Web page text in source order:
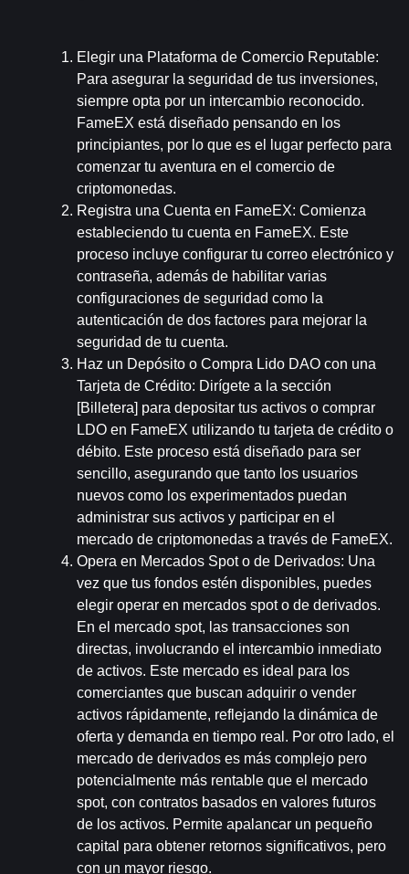
Elegir una Plataforma de Comercio Reputable:
Para asegurar la seguridad de tus inversiones,
siempre opta por un intercambio reconocido.
FameEX está diseñado pensando en los
principiantes, por lo que es el lugar perfecto para
comenzar tu aventura en el comercio de
criptomonedas.
Registra una Cuenta en FameEX: Comienza
estableciendo tu cuenta en FameEX. Este
proceso incluye configurar tu correo electrónico y
contraseña, además de habilitar varias
configuraciones de seguridad como la
autenticación de dos factores para mejorar la
seguridad de tu cuenta.
Haz un Depósito o Compra Lido DAO con una
Tarjeta de Crédito: Dirígete a la sección
[Billetera] para depositar tus activos o comprar
LDO en FameEX utilizando tu tarjeta de crédito o
débito. Este proceso está diseñado para ser
sencillo, asegurando que tanto los usuarios
nuevos como los experimentados puedan
administrar sus activos y participar en el
mercado de criptomonedas a través de FameEX.
Opera en Mercados Spot o de Derivados: Una
vez que tus fondos estén disponibles, puedes
elegir operar en mercados spot o de derivados.
En el mercado spot, las transacciones son
directas, involucrando el intercambio inmediato
de activos. Este mercado es ideal para los
comerciantes que buscan adquirir o vender
activos rápidamente, reflejando la dinámica de
oferta y demanda en tiempo real. Por otro lado, el
mercado de derivados es más complejo pero
potencialmente más rentable que el mercado
spot, con contratos basados en valores futuros
de los activos. Permite apalancar un pequeño
capital para obtener retornos significativos, pero
con un mayor riesgo.